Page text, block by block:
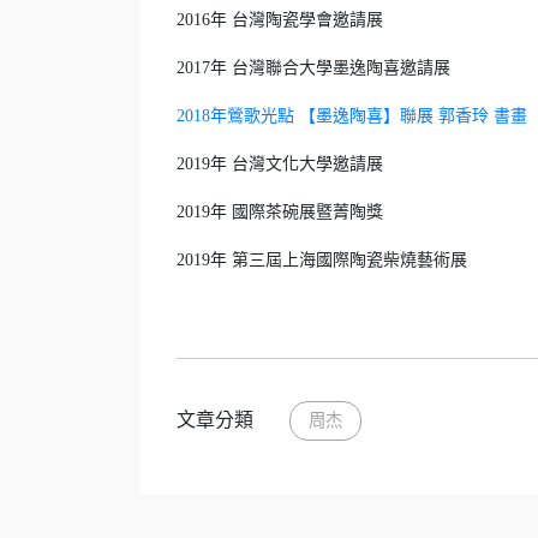
2016年 台灣陶瓷學會邀請展
2017年 台灣聯合大學墨逸陶喜邀請展
2018年鶯歌光點 【墨逸陶喜】聯展 郭香玲 書畫
2019年 台灣文化大學邀請展
2019年 國際茶碗展暨菁陶獎
2019年 第三屆上海國際陶瓷柴燒藝術展
文章分類 周杰